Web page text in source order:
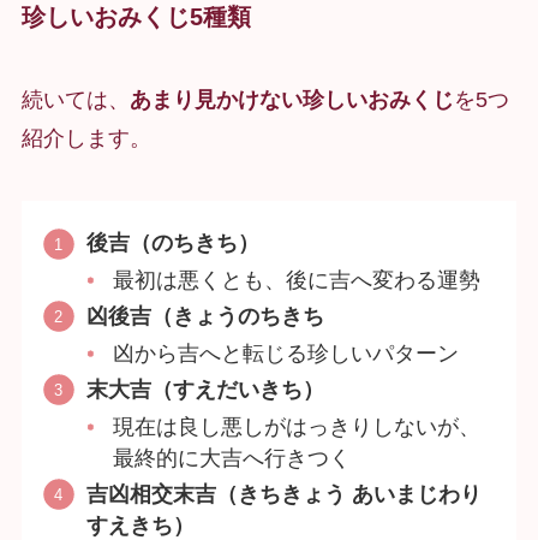
珍しいおみくじ5種類
続いては、 あまり見かけない珍しいおみくじ を5つ
紹介します。
後吉（のちきち）
最初は悪くとも、後に吉へ変わる運勢
凶後吉（きょうのちきち
凶から吉へと転じる珍しいパターン
末大吉（すえだいきち）
現在は良し悪しがはっきりしないが、
最終的に大吉へ行きつく
吉凶相交末吉（きちきょう あいまじわり
すえきち）